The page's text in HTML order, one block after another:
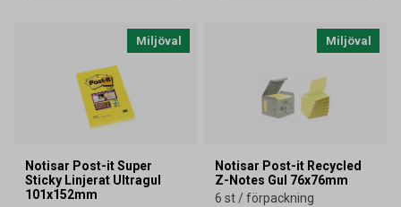
Miljöval
Notisar Post-it Super
Sticky Linjerat Ultragul
101x152mm
Miljöval
Notisar Post-it Recycled
Z-Notes Gul 76x76mm
6 st / förpackning